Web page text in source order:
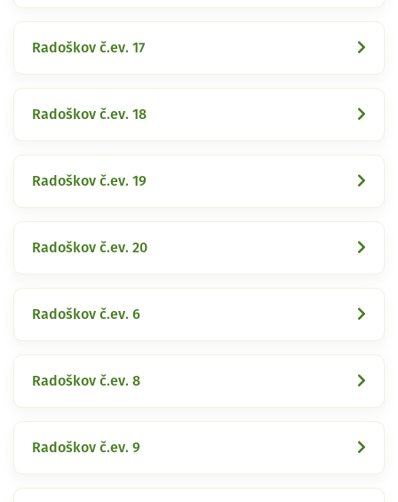
Radoškov č.ev. 17
Radoškov č.ev. 18
Radoškov č.ev. 19
Radoškov č.ev. 20
Radoškov č.ev. 6
Radoškov č.ev. 8
Radoškov č.ev. 9